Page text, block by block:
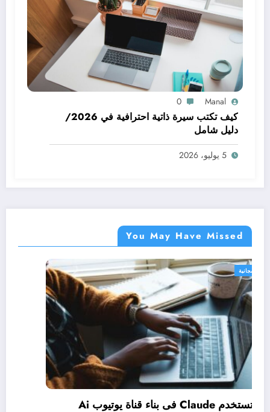
Manal
0
كيف تكتب سيرة ذاتية احترافية في 2026/
دليل شامل
5 يوليو، 2026
You May Have Missed
دورات مجانية